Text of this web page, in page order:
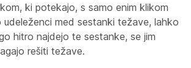
ki potekajo, s samo enim klikom
udeleženci med sestanki težave, lahko
hitro najdejo te sestanke, se jim
rešiti težave.